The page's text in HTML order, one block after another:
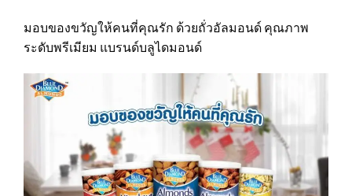
มอบของขวัญให้คนที่คุณรัก ด้วยถั่วอัลมอนด์ คุณภาพ
ระดับพรีเมียม แบรนด์บลูไดมอนด์